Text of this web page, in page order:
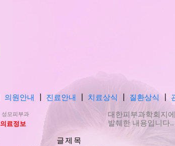
의원안내 진료안내 치료상식 질환상식
성모피부과
의료정보
대한피부과학회지
발췌한 내용입니다..
글 제 목